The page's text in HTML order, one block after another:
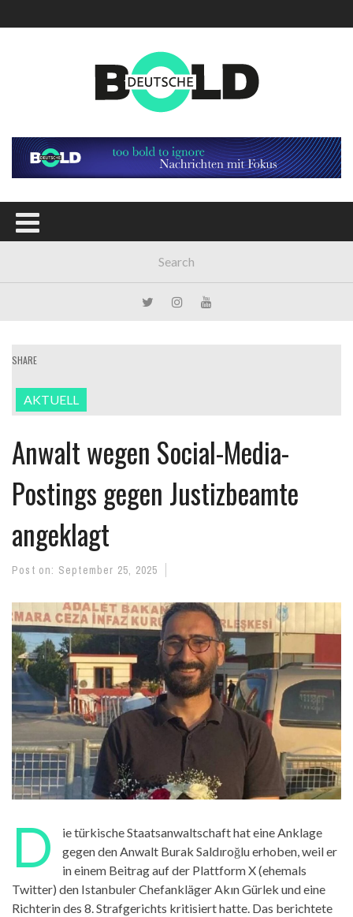
SHARE
AKTUELL
Anwalt wegen Social-Media-
Postings gegen Justizbeamte
angeklagt
Post on: September 25, 2025
D
ie türkische Staatsanwaltschaft hat eine Anklage
gegen den Anwalt Burak Saldıroğlu erhoben, weil er
in einem Beitrag auf der Plattform X (ehemals
Twitter) den Istanbuler Chefankläger Akın Gürlek und eine
Richterin des 8. Strafgerichts kritisiert hatte. Das berichtete